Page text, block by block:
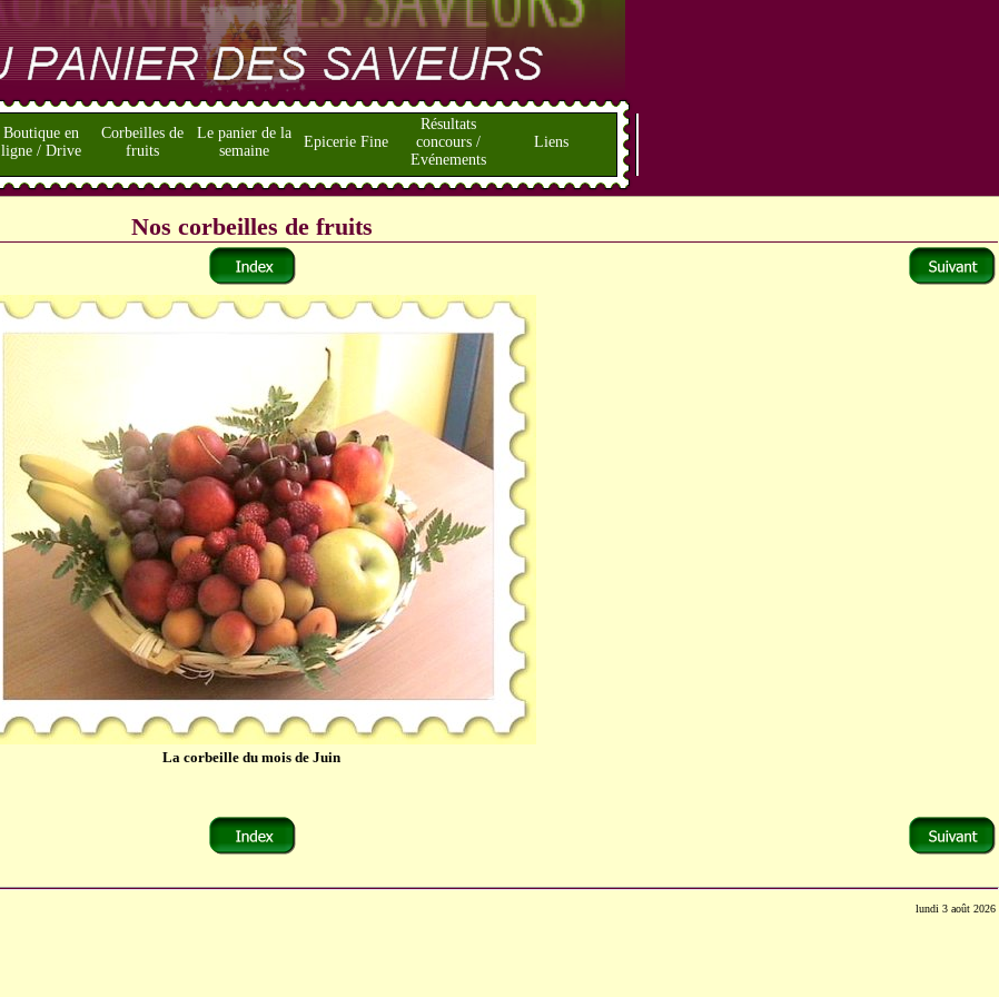
Boutique en
ligne / Drive
Corbeilles de
fruits
Le panier de la
semaine
Epicerie Fine
Résultats
concours /
Evénements
Liens
Nos corbeilles de fruits
La corbeille du mois de Juin
lundi 3 août 2026